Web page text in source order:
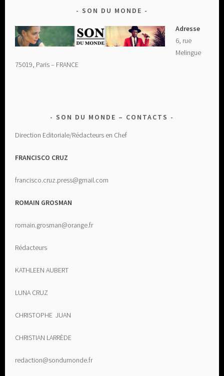
SON DU MONDE
Adresse
6, rue
Melingue
75019, Paris – FRANCE
SON DU MONDE – CONTACTS
Direction Editoriale/Rédacteurs en Chef
FRANCISCO CRUZ
francisco.cruz.press@gmail.com
ROMAIN GROSMAN
romain.grosman@orange.fr
Rédacteurs
KATHLEEN AUBERT
LUNA CRUZ
CHRISTOPHE JUAN
CHRISTIAN LARRÈDE
redaction@sondumonde.fr